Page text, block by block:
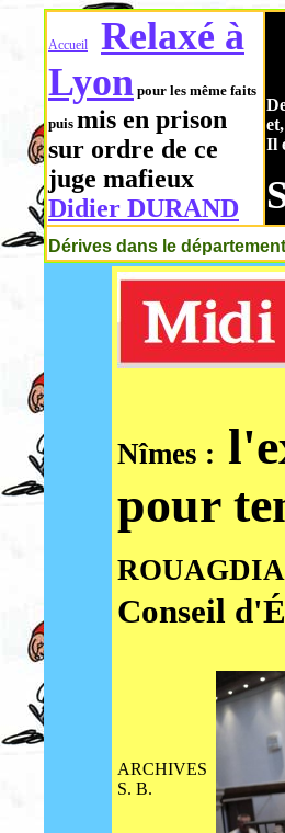
Accueil
Relaxé à
Lyon pour les même faits
puis mis en prison
sur ordre de ce
juge mafieux
Didier DURAND
Il
Dérives dans le
Nîmes :
pour
ROUAGDIA
Conseil
ARCHIVES
S. B.